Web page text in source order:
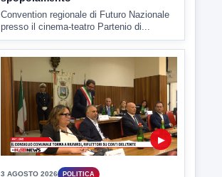
3 AGOSTO 2026
Futuro Nazionale fa tappa in città,
iflettori su aree interne e
spopolamento
Convention regionale di Futuro Nazionale
presso il cinema-teatro Partenio di...